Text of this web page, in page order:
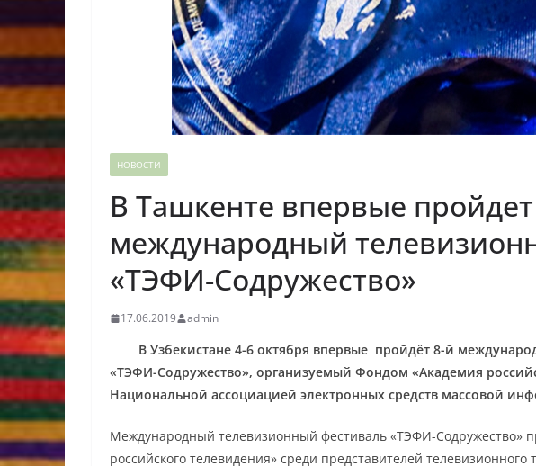
НОВОСТИ
В Ташкенте впервые пройдет
международный
«ТЭФИ-Содружество»
17.06.2019 admin
В Узбекистане 4-6 октября впервые пройдёт 8-й
«ТЭФИ-Содружество», организуемый Фондом «Академия
Национальной ассоциацией электронных средств массовой
Международный телевизионный фестиваль «ТЭФИ-Содружество»
российского телевидения» среди представителей